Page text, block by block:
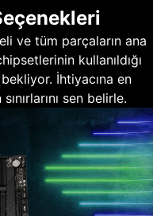
ve tüm parçaların ana
kullanıldığı
İhtiyacına en
sen belirle.